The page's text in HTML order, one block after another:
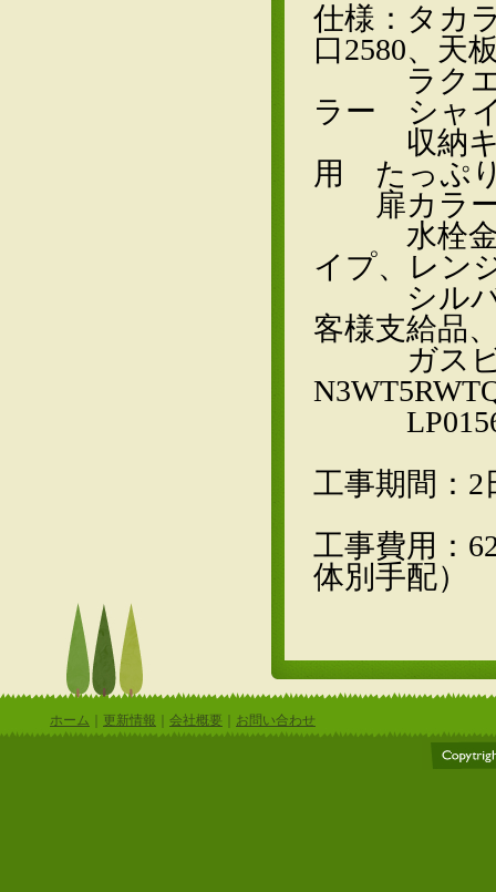
仕様：タカ
口2580、天
ラクエル
ラー シャ
収納キャ
用 たっぷ
扉カラー
水栓金具
イプ、レン
シルバー
客様支給品
ガスビル
LP0156
工事期間：2
工事費用：
体別手配）
ホーム 更新情報 会社概要 お問い合わせ